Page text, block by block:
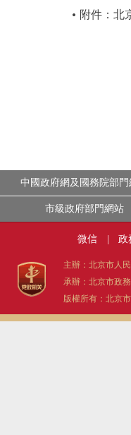
附件：北
中國政府網及國務院部門
市級政府部門網站
微信 政
主辦：北京市人
承辦：北京市政
版權所有：北京